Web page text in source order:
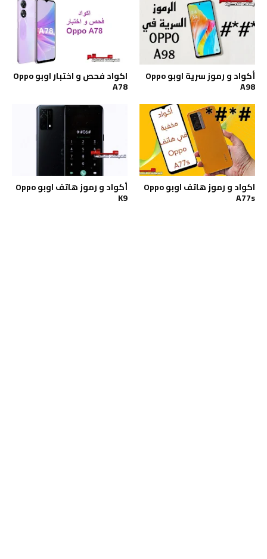
أكواد و رموز سرية اوبو Oppo
A98
اكواد فحص و اختبار اوبو Oppo
A78
اكواد و رموز هاتف اوبو Oppo
A77s
أكواد و رموز هاتف اوبو Oppo
K9